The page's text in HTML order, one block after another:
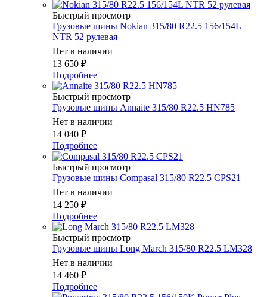
Быстрый просмотр
Грузовые шины Nokian 315/80 R22.5 156/154L
NTR 52 рулевая
Нет в наличии
13 650 ₽
Подробнее
Быстрый просмотр
Грузовые шины Annaite 315/80 R22.5 HN785
Нет в наличии
14 040 ₽
Подробнее
Быстрый просмотр
Грузовые шины Compasal 315/80 R22.5 CPS21
Нет в наличии
14 250 ₽
Подробнее
Быстрый просмотр
Грузовые шины Long March 315/80 R22.5 LM328
Нет в наличии
14 460 ₽
Подробнее